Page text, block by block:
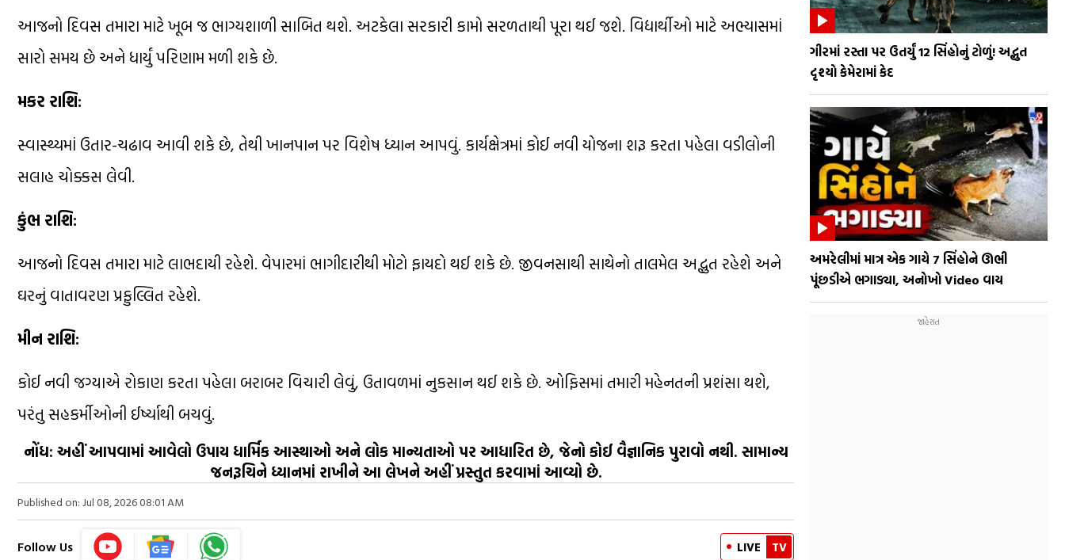
આજનો દિવસ તમારા માટે ખૂબ જ ભાગ્યશાળી સાબિત થશે. અટકેલા સરકારી કામો સરળતાથી પૂરા થઈ જશે. વિદ્યાર્થીઓ માટે અભ્યાસમાં
સારો સમય છે અને ધાર્યું પરિણામ મળી શકે છે.
મકર રાશિ:
સ્વાસ્થ્યમાં ઉતાર-ચઢાવ આવી શકે છે, તેથી ખાનપાન પર વિશેષ ધ્યાન આપવું. કાર્યક્ષેત્રમાં કોઈ નવી યોજના શરૂ કરતા પહેલા વડીલોની
સલાહ ચોક્કસ લેવી.
કુંભ રાશિ:
આજનો દિવસ તમારા માટે લાભદાયી રહેશે. વેપારમાં ભાગીદારીથી મોટો ફાયદો થઈ શકે છે. જીવનસાથી સાથેનો તાલમેલ અદ્ભુત રહેશે અને
ઘરનું વાતાવરણ પ્રફુલ્લિત રહેશે.
મીન રાશિ:
કોઈ નવી જગ્યાએ રોકાણ કરતા પહેલા બરાબર વિચારી લેવું, ઉતાવળમાં નુકસાન થઈ શકે છે. ઓફિસમાં તમારી મહેનતની પ્રશંસા થશે,
પરંતુ સહકર્મીઓની ઈર્ષ્યાથી બચવું.
નોંધ: અહીં આપવામાં આવેલો ઉપાય ધાર્મિક આસ્થાઓ અને લોક માન્યતાઓ પર આધારિત છે, જેનો કોઈ વૈજ્ઞાનિક પુરાવો નથી. સામાન્ય
જનરૂચિને ધ્યાનમાં રાખીને આ લેખને અહીં પ્રસ્તુત કરવામાં આવ્યો છે.
Published on: Jul 08, 2026 08:01 AM
Follow Us LIVE TV
ગીરમાં રસ્તા પર ઉતર્યું 12 સિંહોનું ટોળું! અદ્ભુત
દૃશ્યો કેમેરામાં કેદ
અમરેલીમાં માત્ર એક ગાયે 7 સિંહોને ઊભી
પૂંછડીએ ભગાડ્યા, અનોખો Video વાય